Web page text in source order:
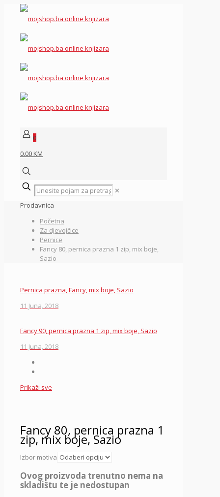
0
0.00 KM
✕
Prodavnica
Početna
Za djevojčice
Pernice
Fancy 80, pernica prazna 1 zip, mix boje,
Sazio
Pernica prazna, Fancy, mix boje, Sazio
11 Juna, 2018
Fancy 90, pernica prazna 1 zip, mix boje, Sazio
11 Juna, 2018
Prikaži sve
Fancy 80, pernica prazna 1
zip, mix boje, Sazio
Izbor motiva
Ovog proizvoda trenutno nema na
skladištu te je nedostupan